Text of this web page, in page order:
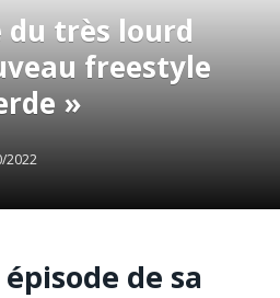
du très lourd
freestyle
»
2022
de sa